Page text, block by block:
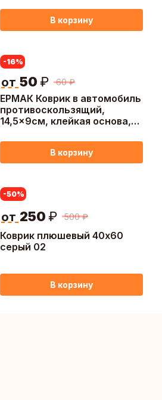
В корзину
ЕРМАК Коврик в автомобиль
противоскользящий,
14,5x9см, клейкая основа,
-16%
60 ₽
от 50 ₽
В корзину
Коврик плюшевый 40х60
серый 02
-50%
500 ₽
от 250 ₽
В корзину